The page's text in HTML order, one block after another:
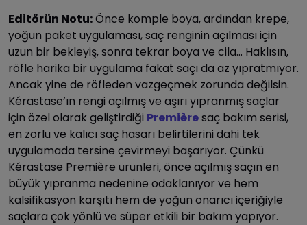
Editörün Notu:Önce komple boya, ardından krepe,
yoğun paket uygulaması, saç renginin açılması için
uzun bir bekleyiş, sonra tekrar boya ve cila… Haklısın,
röfle harika bir uygulama fakat saçı da az yıpratmıyor.
Ancak yine de röfleden vazgeçmek zorunda değilsin.
Kérastase’ın rengi açılmış ve aşırı yıpranmış saçlar
için özel olarak geliştirdiği Premièresaç bakım serisi,
en zorlu ve kalıcı saç hasarı belirtilerini dahi tek
uygulamada tersine çevirmeyi başarıyor. Çünkü
Kérastase Première ürünleri, önce açılmış saçın en
büyük yıpranma nedenine odaklanıyor ve hem
kalsifikasyon karşıtı hem de yoğun onarıcı içeriğiyle
saçlara çok yönlü ve süper etkili bir bakım yapıyor.